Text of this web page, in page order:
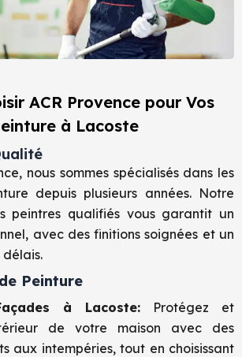
ACR Provence pour Vos
à Lacoste
nous sommes spécialisés dans les
depuis plusieurs années. Notre
peintres qualifiés vous garantit un
avec des finitions soignées et un
Peinture
à Lacoste: Protégez et
de votre maison avec des
aux intempéries, tout en choisissant